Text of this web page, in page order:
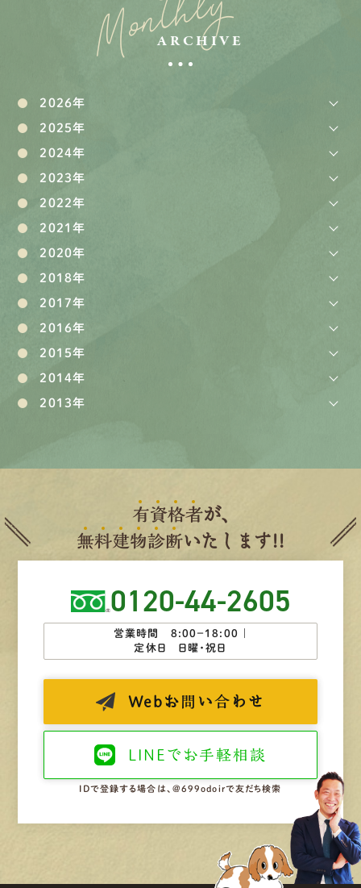
ARCHIVE
2026年
2025年
2024年
2023年
2022年
2021年
2020年
2018年
2017年
2016年
2015年
2014年
2013年
有資格者が、
無料建物診断いたします!!
0120-44-2605
営業時間 8:00−18:00 ｜
定休日 日曜・祝日
Web お問い合わせ
LINEで お手軽相談
IDで登録する場合は、@699odoirで友だち検索